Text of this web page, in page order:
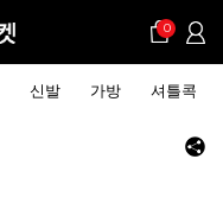
0
신발 가방 셔틀콕